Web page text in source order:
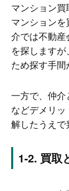
マンション
マンション
介では不動
を探します
ため探す手間
一方で、仲
などデメリ
解したうえで
買取